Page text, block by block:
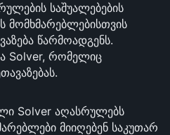
საშუალებების
მომხმარებლებისთვის
წარმოადგენს.
Solver, რომელიც
Solver აღასრულებს
მიიღებენ საკუთარ